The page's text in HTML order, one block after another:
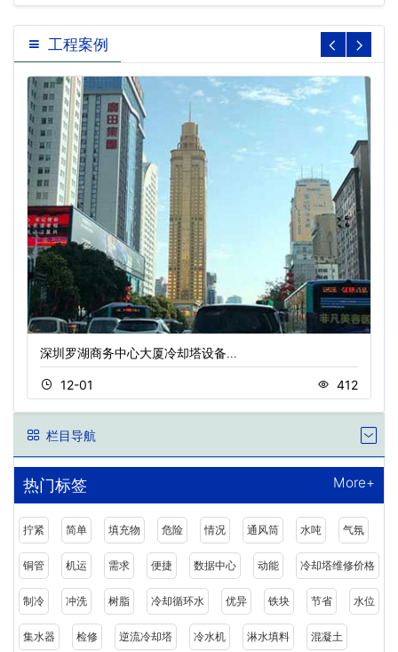
工程案例
深圳罗湖商务中心大厦冷却塔设备…
12-01 412
栏目导航
热门标签 More+
拧紧 简单 填充物 危险 情况 通风筒 水吨 气氛
铜管 机运 需求 便捷 数据中心 动能 冷却塔维修价格
制冷 冲洗 树脂 冷却循环水 优异 铁块 节省 水位
集水器 检修 逆流冷却塔 冷水机 淋水填料 混凝土